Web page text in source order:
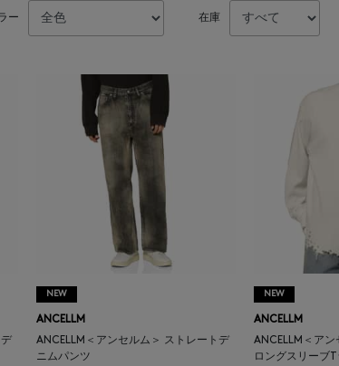
ー 在庫
NEW
ANCELLM
ANCELLM＜アンセルム＞ ストレートデ
ニムパンツ
NEW
ANCELLM
ANCELLM＜ア
ロングスリーブ